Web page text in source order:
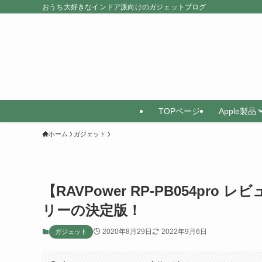
おうち大好きなインドア派向けのガジェットブログ
TOPページ Apple製品
ホーム ガジェット
【RAVPower RP-PB054pro レ
リーの決定版！
ガジェット 2020年8月29日 2022年9月6日